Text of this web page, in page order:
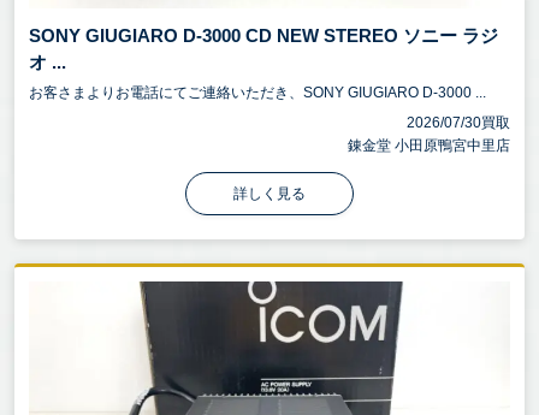
SONY GIUGIARO D-3000 CD NEW STEREO ソニー ラジ
オ ...
お客さまよりお電話にてご連絡いただき、SONY GIUGIARO D-3000 ...
2026/07/30買取
錬金堂 小田原鴨宮中里店
詳しく見る